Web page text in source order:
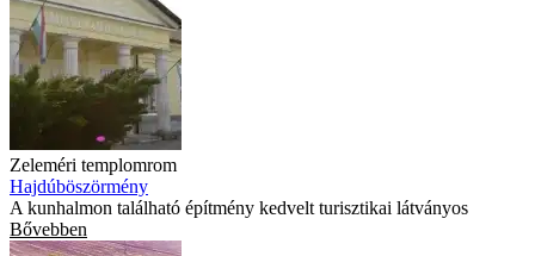
Zeleméri templomrom
Hajdúböszörmény
A kunhalmon található építmény kedvelt turisztikai látványos
Bővebben